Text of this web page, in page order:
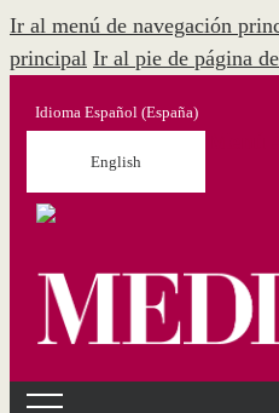
Ir al menú de navegación
principal Ir al pie de página
Idioma Español (España)
English